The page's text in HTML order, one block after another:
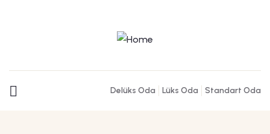
Delüks Oda Lüks Oda Standart Oda